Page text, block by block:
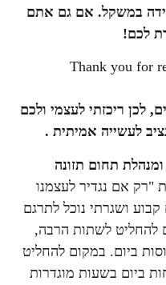
במשקל. אם גם אתם
לכם!
Thank you for
לכן ריכזתי לעצמי ולכם
לעשייה אמיתית .
תחום תזונה
"רק אם נגדיר לעצמנו
ושגרתי נוכל לתרגם
להחליט לשתות הרבה,
ביום. במקום להחליט
ביום בשעות מוגדרות